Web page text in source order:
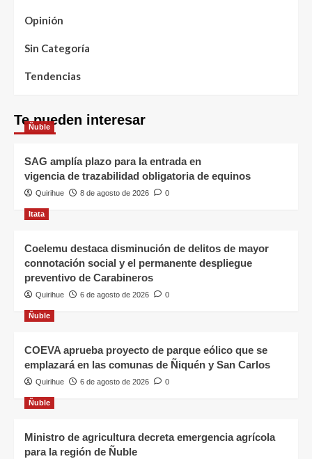
Opinión
Sin Categoría
Tendencias
Te pueden interesar
Ñuble
SAG amplía plazo para la entrada en
vigencia de trazabilidad obligatoria de equinos
Quirihue 8 de agosto de 2026 0
Itata
Coelemu destaca disminución de delitos de mayor
connotación social y el permanente despliegue
preventivo de Carabineros
Quirihue 6 de agosto de 2026 0
Ñuble
COEVA aprueba proyecto de parque eólico que se
emplazará en las comunas de Ñiquén y San Carlos
Quirihue 6 de agosto de 2026 0
Ñuble
Ministro de agricultura decreta emergencia agrícola
para la región de Ñuble